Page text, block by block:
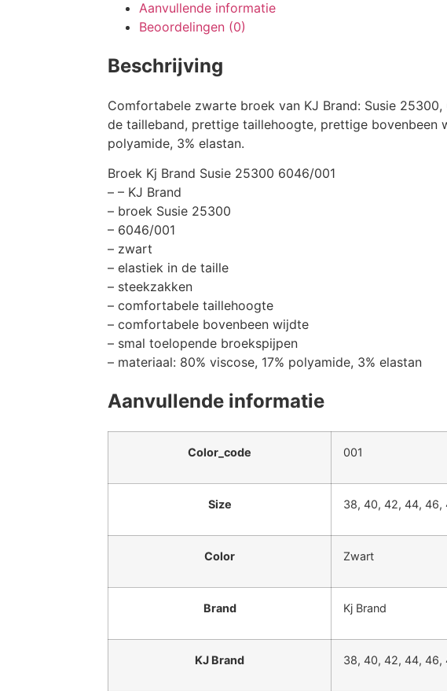
Aanvullende informatie
Beoordelingen (0)
Beschrijving
Comfortabele zwarte broek van KJ Brand: Susie
de tailleband, prettige taillehoogte, prettige bovenbeen
polyamide, 3% elastan.
Broek Kj Brand Susie 25300 6046/001
– – KJ Brand
– broek Susie 25300
– 6046/001
– zwart
– elastiek in de taille
– steekzakken
– comfortabele taillehoogte
– comfortabele bovenbeen wijdte
– smal toelopende broekspijpen
– materiaal: 80% viscose, 17% polyamide, 3% elastan
Aanvullende informatie
Color_code 001
Size 38, 40, 42, 44, 46,
Color Zwart
Brand Kj Brand
KJ Brand 38, 40, 42, 44, 46,